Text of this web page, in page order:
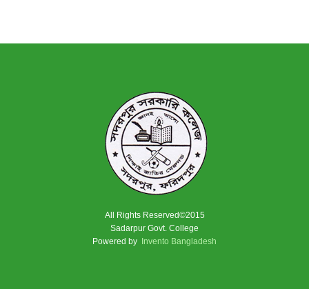
All Rights Reserved©2015
Sadarpur Govt. College
Powered by Invento Bangladesh